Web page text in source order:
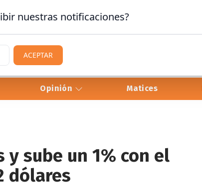
Opinión Matices
sube un 1% con el
dólares
nuestras notificaciones?
ACEPTAR